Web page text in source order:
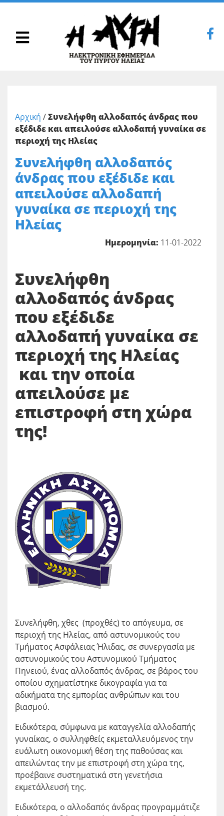
Αρχική /Συνελήφθη αλλοδαπός άνδρας που
εξέδιδε και απειλούσε αλλοδαπή γυναίκα σε
περιοχή της Ηλείας
Συνελήφθη αλλοδαπός
άνδρας που εξέδιδε και
απειλούσε αλλοδαπή
γυναίκα σε περιοχή της
Ηλείας
Ημερομηνία: 11-01-2022
Συνελήφθη
αλλοδαπός άνδρας
που εξέδιδε
αλλοδαπή γυναίκα σε
περιοχή της Ηλείας
και την οποία
απειλούσε με
επιστροφή στη χώρα
της!
Συνελήφθη, χθες (προχθές) το απόγευμα, σε
περιοχή της Ηλείας, από αστυνομικούς του
Τμήματος Ασφάλειας Ήλιδας, σε συνεργασία με
αστυνομικούς του Αστυνομικού Τμήματος
Πηνειού, ένας αλλοδαπός άνδρας, σε βάρος του
οποίου σχηματίστηκε δικογραφία για τα
αδικήματα της εμπορίας ανθρώπων και του
βιασμού.
Ειδικότερα, σύμφωνα με καταγγελία αλλοδαπής
γυναίκας, ο συλληφθείς εκμεταλλευόμενος την
ευάλωτη οικονομική θέση της παθούσας και
απειλώντας την με επιστροφή στη χώρα της,
προέβαινε συστηματικά στη γενετήσια
εκμετάλλευσή της.
Ειδικότερα, ο αλλοδαπός άνδρας προγραμμάτιζε